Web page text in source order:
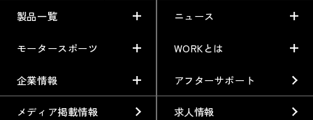
製品一覧
製品一覧
車から検索
利用条件／注意事項
ニュース
ニュース
お知らせ
イベント情報
モータースポーツ
モータースポーツ
レーシング特集
WORKとは
WORKとは
テクノロジー
企業情報
企業情報
アフターサポート
メディア掲載情報 求人情報